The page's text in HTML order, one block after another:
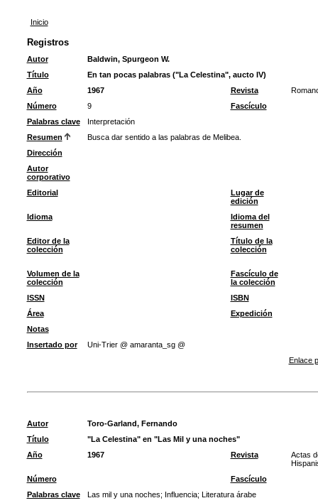
Inicio
Registros
Autor
Baldwin, Spurgeon W.
Título
En tan pocas palabras ("La Celestina", aucto IV)
Año
1967 Revista
Número
9
Fascículo
Palabras clave
Interpretación
Resumen
Busca dar sentido a las palabras de Melibea.
Dirección
Autor
corporativo
Editorial
Lugar de
edición
Idioma
Idioma del
resumen
Editor de la
colección
Título de la
colección
Volumen de la
colección
Fascículo de
la colección
ISSN
ISBN
Área
Expedición
Notas
Insertado por
Uni-Trier @ amaranta_sg @
Enlace
Autor
Toro-Garland, Fernando
Título
"La Celestina" en "Las Mil y una noches"
Año
1967 Revista
Actas
Número
Fascículo
Palabras clave
Las mil y una noches; Influencia; Literatura árabe